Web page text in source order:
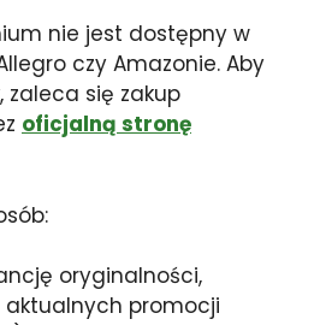
nie jest dostępny w
czy Amazonie. Aby
zaleca się zakup
oficjalną stronę
oryginalności,
aktualnych promocji